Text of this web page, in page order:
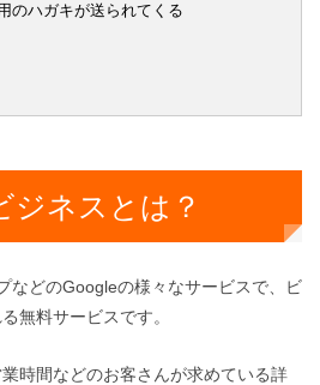
のハガキが送られてくる
ジネスとは？
などのGoogleの様々なサービスで、ビ
無料サービスです。
時間などのお客さんが求めている詳